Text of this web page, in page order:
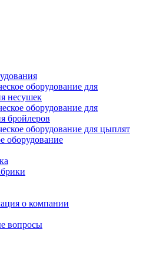
оборудование для
несушек
оборудование для
бройлеров
оборудование для цыплят
оборудование
о компании
вопросы